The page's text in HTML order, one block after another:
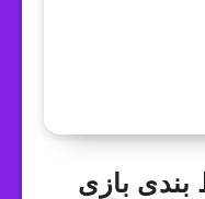
بازی